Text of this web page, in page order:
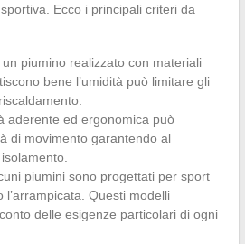
Ecco i principali criteri da
piumino realizzato con materiali
bene l’umidità può limitare gli
aderente ed ergonomica può
di movimento garantendo al
piumini sono progettati per sport
l’arrampicata. Questi modelli
delle esigenze particolari di ogni